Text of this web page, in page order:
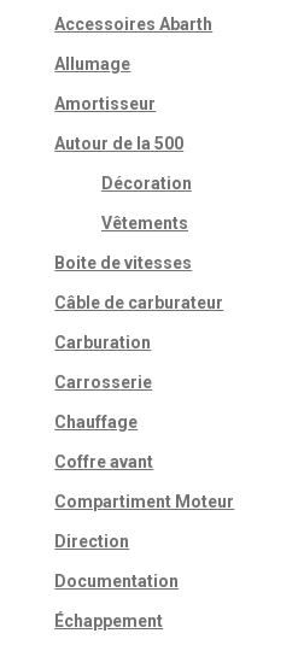
Accessoires Abarth
Allumage
Amortisseur
Autour de la 500
Décoration
Vêtements
Boite de vitesses
Câble de carburateur
Carburation
Carrosserie
Chauffage
Coffre avant
Compartiment Moteur
Direction
Documentation
Échappement